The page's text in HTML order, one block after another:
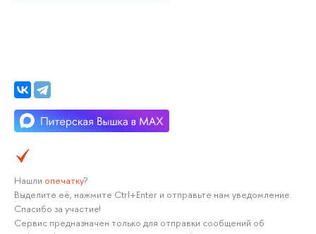
Нашли опечатку?
Выделите её, нажмите Ctrl+Enter и отправьте нам уведомление.
Спасибо за участие!
Сервис предназначен только для отправки сообщений об